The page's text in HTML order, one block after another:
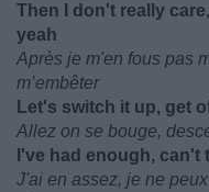
Then I don't really
yeah
Après je m'en fous pas
m’embêter
Let's switch it up, get
Allez on se bouge,
I've had enough, can't
J'ai en assez, je ne